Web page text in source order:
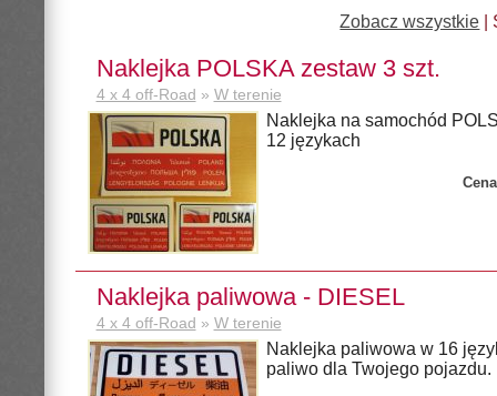
Zobacz wszystkie |
Naklejka POLSKA zestaw 3 szt.
4 x 4 off-Road » W terenie
Naklejka na samochód
12 językach
Naklejka paliwowa - DIESEL
4 x 4 off-Road » W terenie
Naklejka paliwowa w 16
paliwo dla Twojego pojazdu.